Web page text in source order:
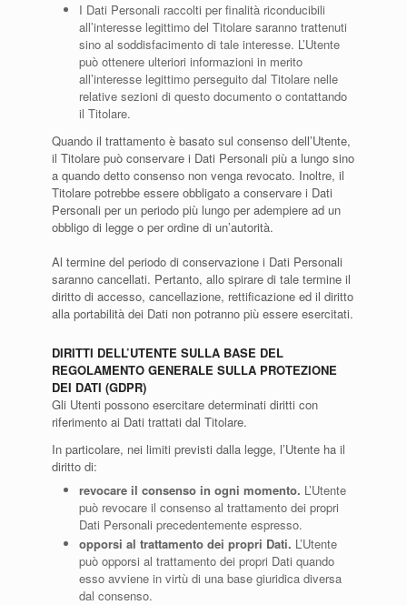
I Dati Personali raccolti per finalità riconducibili
all’interesse legittimo del Titolare saranno trattenuti
sino al soddisfacimento di tale interesse. L’Utente
può ottenere ulteriori informazioni in merito
all’interesse legittimo perseguito dal Titolare nelle
relative sezioni di questo documento o contattando
il Titolare.
Quando il trattamento è basato sul consenso dell’Utente,
il Titolare può conservare i Dati Personali più a lungo sino
a quando detto consenso non venga revocato. Inoltre, il
Titolare potrebbe essere obbligato a conservare i Dati
Personali per un periodo più lungo per adempiere ad un
obbligo di legge o per ordine di un’autorità.
Al termine del periodo di conservazione i Dati Personali
saranno cancellati. Pertanto, allo spirare di tale termine il
diritto di accesso, cancellazione, rettificazione ed il diritto
alla portabilità dei Dati non potranno più essere esercitati.
DIRITTI DELL’UTENTE SULLA BASE DEL
REGOLAMENTO GENERALE SULLA PROTEZIONE
DEI DATI (GDPR)
Gli Utenti possono esercitare determinati diritti con
riferimento ai Dati trattati dal Titolare.
In particolare, nei limiti previsti dalla legge, l’Utente ha il
diritto di:
revocare il consenso in ogni momento. L’Utente
può revocare il consenso al trattamento dei propri
Dati Personali precedentemente espresso.
opporsi al trattamento dei propri Dati. L’Utente
può opporsi al trattamento dei propri Dati quando
esso avviene in virtù di una base giuridica diversa
dal consenso.